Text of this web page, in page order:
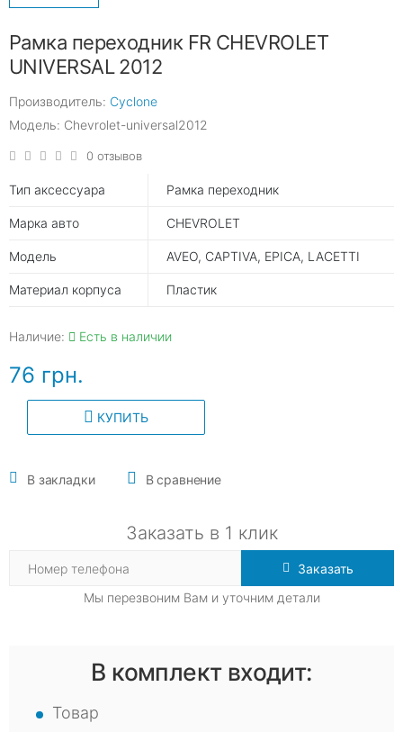
Рамка переходник FR CHEVROLET
UNIVERSAL 2012
Производитель: Cyclone
Модель: Chevrolet-universal2012
0 отзывов
Тип аксессуара Рамка переходник
Марка авто CHEVROLET
Модель AVEO, CAPTIVA, EPICA, LACETTI
Материал корпуса Пластик
Наличие: Есть в наличии
76 грн.
КУПИТЬ
В закладки В сравнение
Заказать в 1 клик
Заказать
Мы перезвоним Вам и уточним детали
В комплект входит:
Товар